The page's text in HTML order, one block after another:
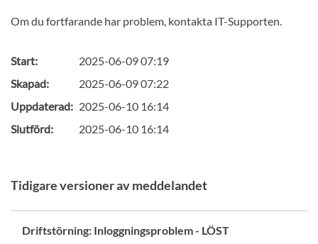
Om du fortfarande har problem, kontakta IT-Supporten.
Start:
2025-06-09 07:19
Skapad:
2025-06-09 07:22
Uppdaterad: 2025-06-10 16:14
Slutförd:
2025-06-10 16:14
Tidigare versioner av meddelandet
Driftstörning: Inloggningsproblem - LÖST